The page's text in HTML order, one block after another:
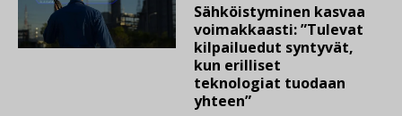
Sähköistyminen kasvaa
voimakkaasti: ”Tulevat
kilpailuedut syntyvät,
kun erilliset
teknologiat tuodaan
yhteen”